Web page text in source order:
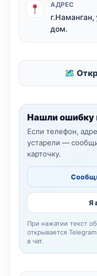
АДРЕС
г.Наманган,
дом.
🗺
Нашли ошибку
Если телефон,
устарели —
карточку.
Я
При нажатии текст
открывается
в чат.